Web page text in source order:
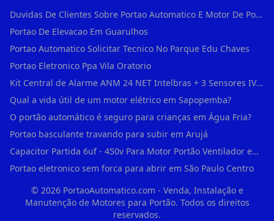
Duvidas De Clientes Sobre Portao Automatico E Motor De Portao Motor De Portao Suspenso
Portao De Elevacao Em Guarulhos
Portao Automatico Solicitar Tecnico No Parque Edu Chaves
Portao Eletronico Ppa Vila Oratorio
Kit Central de Alarme ANM 24 NET Intelbras + 3 Sensores IVP 3000 CF + Bateria + em Vila Jacuí
Qual a vida útil de um motor elétrico em Sapopemba?
O portão automático é seguro para crianças em Água Fria?
Portao basculante travando para subir em Arujá
Capacitor Partida 6uf - 450v Para Motor Portão Ventilador em Vila Madalena
Portao eletronico sem forca para abrir em São Paulo Centro
© 2026PortaoAutomatico.com - Venda, Instalação e
Manutenção de Motores para Portão. Todos os direitos
reservados.